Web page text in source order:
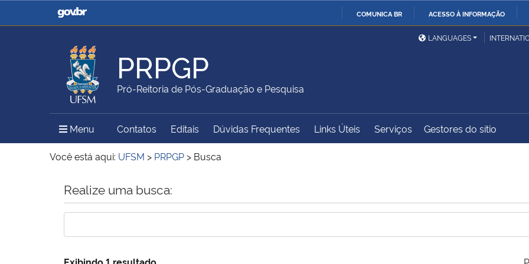
COMUNICA BR ACESSO À INFORMAÇÃO
Casa Civil
Ministério da Justiça e
Ministério da Defesa
Ministério das Relações
Exteriores
Ministério da Agricultura,
Pecuária e Abastecimento
Ministério da Educação
Ministério do Meio Ambiente Ministério do Turismo
Ministério do
Controladoria-Geral da
LANGUAGES
PRPGP
Pró-Reitoria de Pós-Graduação e Pesquisa
Menu Menu Principal do Sítio
Contatos Editais Dúvidas Frequentes Links Úteis Serviços Gestores do sítio
Você está aqui: UFSM > PRPGP > Busca
Início do conteúdo
Realize uma busca:
Exibindo 1 resultado